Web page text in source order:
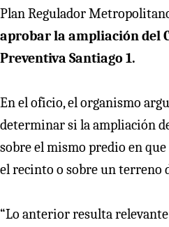
Plan Regulador
aprobar la ampliación del
Preventiva Santiago 1.
En el oficio, el organismo
determinar si la ampliación
sobre el mismo predio en
el recinto o sobre un terreno
“Lo anterior resulta